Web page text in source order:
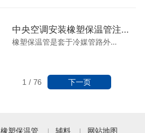
中央空调安装橡塑保温管注...
橡塑保温管是套于冷媒管路外...
1 / 76 下一页
橡塑保温管 辅料 网站地图